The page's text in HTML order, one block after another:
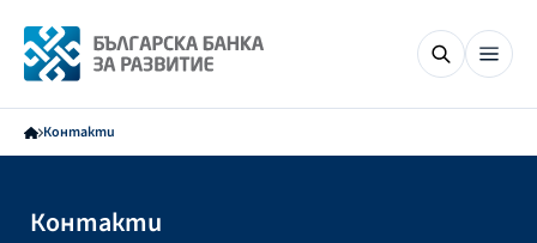
Контакти
Контакти